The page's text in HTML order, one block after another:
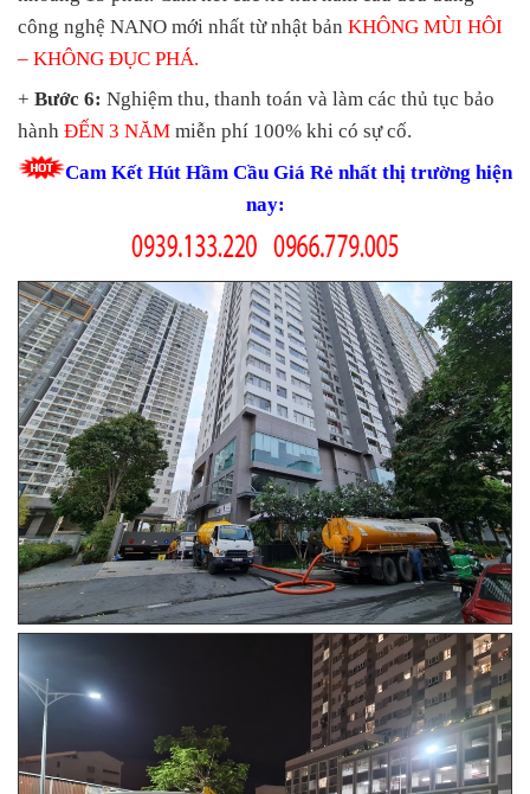
công nghệ NANO mới nhất từ nhật bản KHÔNG MÙI HÔI
– KHÔNG ĐỤC PHÁ.
+ Bước 6: Nghiệm thu, thanh toán và làm các thủ tục bảo
hành ĐẾN 3 NĂM miễn phí 100% khi có sự cố.
Cam Kết Hút Hầm Cầu Giá Rẻ nhất thị trường hiện
nay: